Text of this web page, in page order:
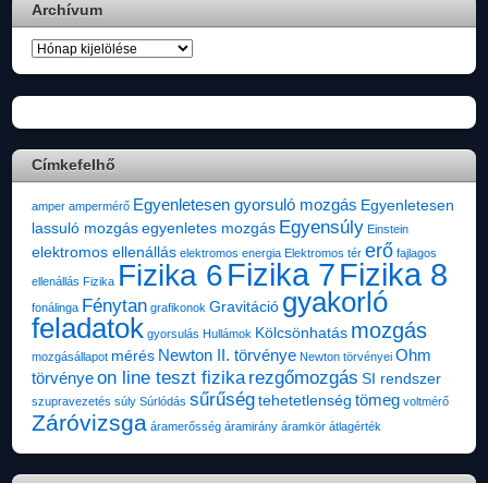
Archívum
Archívum
Címkefelhő
amper ampermérő Egyenletesen gyorsuló mozgás Egyenletesen
lassuló mozgás egyenletes mozgás Egyensúly Einstein
elektromos ellenállás elektromos energia Elektromos tér erő fajlagos
ellenállás Fizika Fizika 6Fizika 7Fizika 8
fonálinga Fénytan grafikonok Gravitáció gyakorló
feladatok gyorsulás Hullámok Kölcsönhatás mozgás
mozgásállapot mérés Newton II. törvénye Newton törvényei Ohm
törvényeon line teszt fizikarezgőmozgás SI rendszer
szupravezetés súly Súrlódás sűrűség tehetetlenség tömeg voltmérő
Záróvizsga áramerősség áramirány áramkör átlagérték